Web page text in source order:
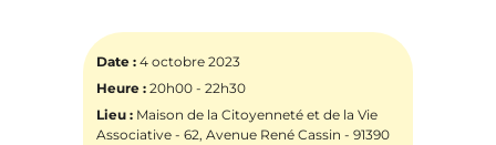
Date : 4 octobre 2023
Heure : 20h00 - 22h30
Lieu : Maison de la Citoyenneté et de la Vie
Associative - 62, Avenue René Cassin - 91390